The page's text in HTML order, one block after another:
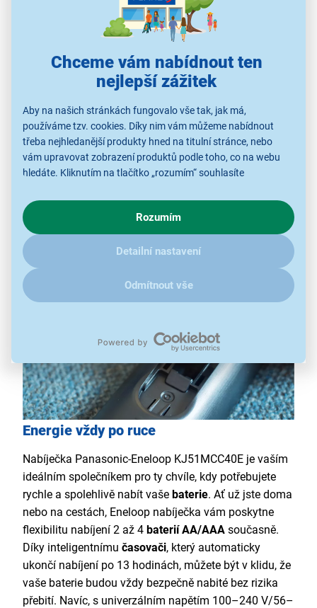
Chceme vám nabídnout ten
nejlepší zážitek
Aby na našich stránkách fungovalo vše tak, jak má,
používáme tzv. cookies. Díky nim vám můžeme nabídnout
třeba nejhledanější produkty hned na titulní stránce, nebo
vám upravovat zobrazení produktů podle toho, co na webu
hledáte. Kliknutím na tlačítko „rozumím“ souhlasíte
chování na webu pro zobrazení cílených reklam. Pokud vás
zajímají detaily, jak u nás s cookies a dalšími údaji pracujeme,
kliknětesem.
Rozumím
Detailní nastavení
Odmítnout vše
ENELOOP
nabíječka AA/AAA baterií
nabíjí 2–4 baterie v páru
časovač
celosvětové použití (100–240 V)
4 ks AA baterií v balení
2 000 mAh
Energie vždy po ruce
Nabíječka Panasonic-Eneloop KJ51MCC40E je vaším
ideálním společníkem pro ty chvíle, kdy potřebujete
rychle a spolehlivě nabít vaše baterie. Ať už jste doma
nebo na cestách, Eneloop nabíječka vám poskytne
flexibilitu nabíjení 2 až 4 baterií AA/AAA současně.
Díky inteligentnímu časovači, který automaticky
ukončí nabíjení po 13 hodinách, můžete být v klidu, že
vaše baterie budou vždy bezpečně nabité bez rizika
přebití. Navíc, s univerzálním napětím 100–240 V/56–